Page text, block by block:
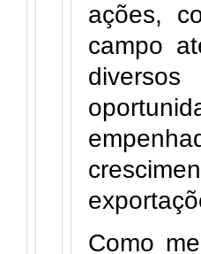
ações,
campo
Como